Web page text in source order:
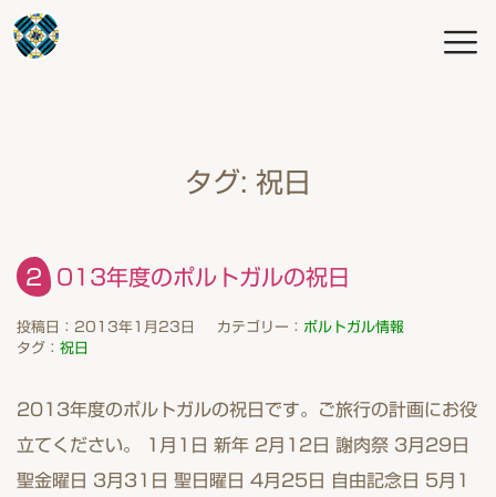
タグ: 祝日
2013年度のポルトガルの祝日
投稿日：2013年1月23日 カテゴリー： ポルトガル情報
タグ： 祝日
2013年度のポルトガルの祝日です。ご旅行の計画にお役
立てください。 1月1日 新年 2月12日 謝肉祭 3月29日
聖金曜日 3月31日 聖日曜日 4月25日 自由記念日 5月1